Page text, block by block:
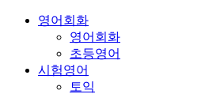
영어회화
영어회화
초등영어
시험영어
토익